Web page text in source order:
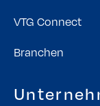
VTG Connect
Branchen